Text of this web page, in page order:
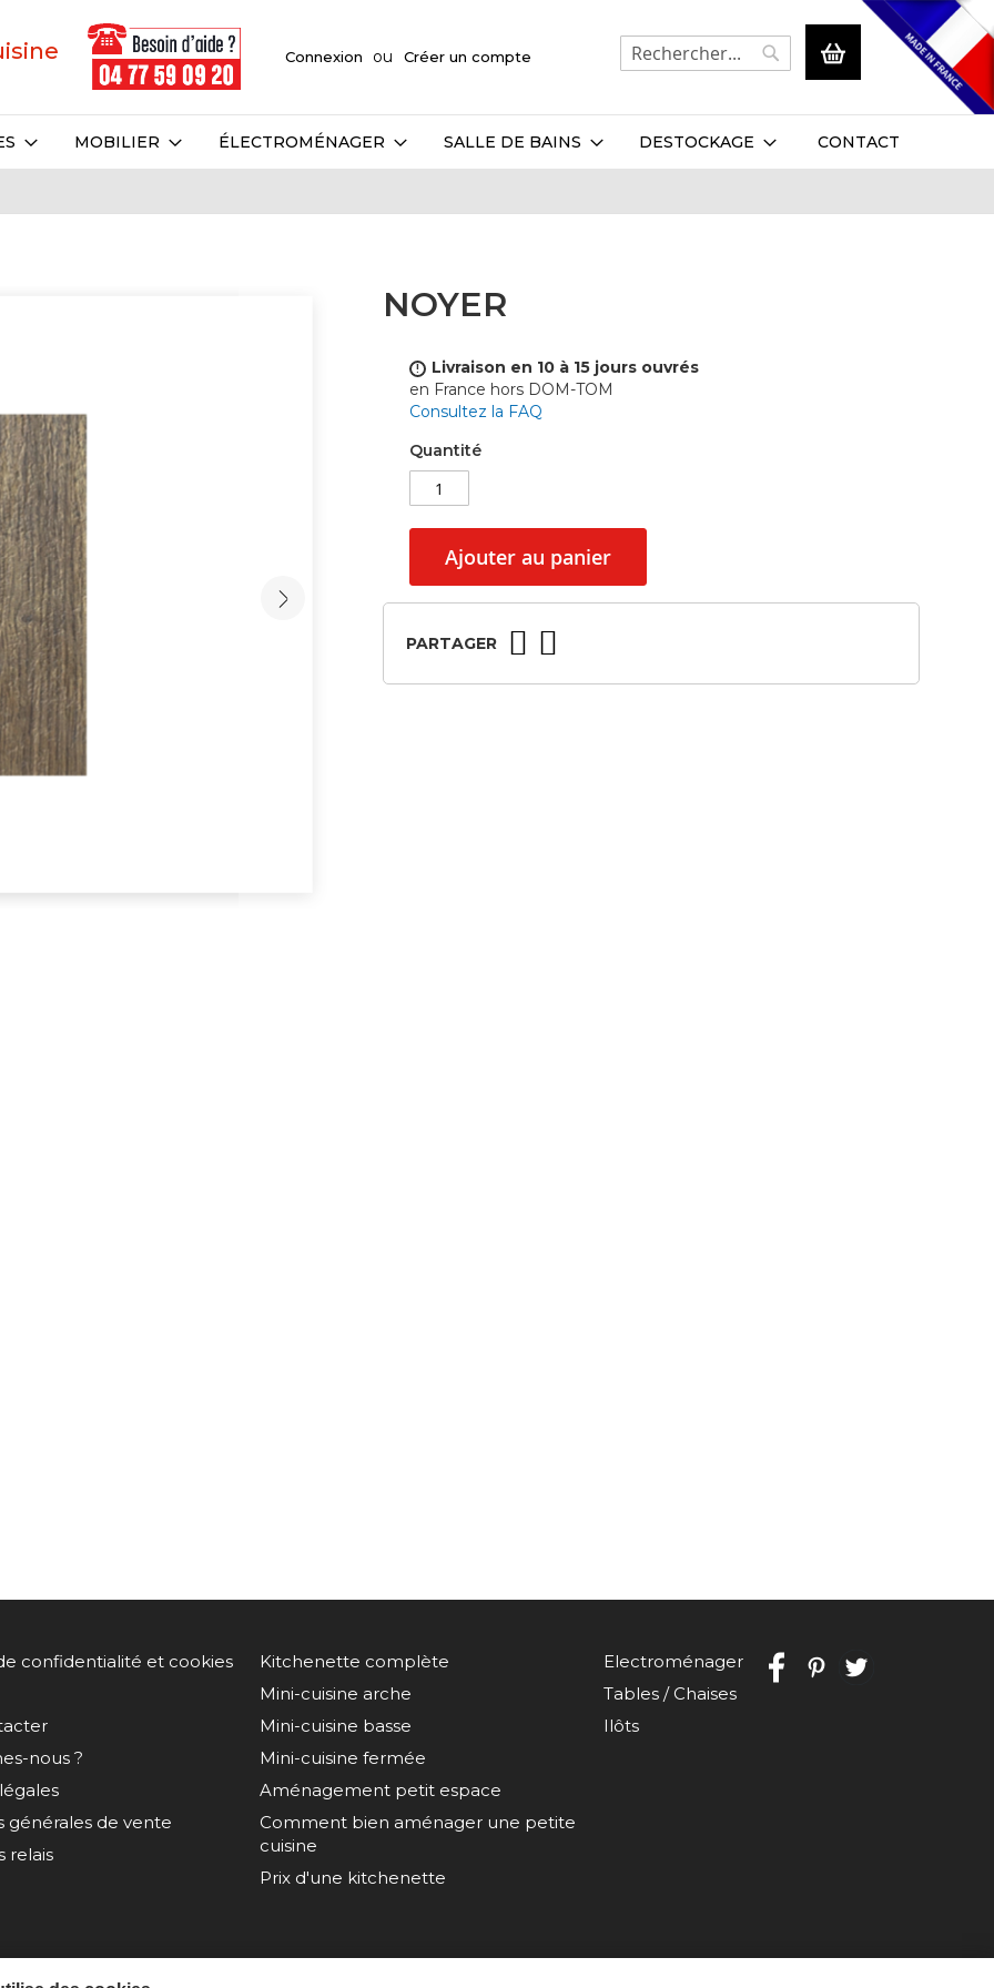
Connexion Créer un compte
Mon panier
Rechercher
Rechercher
MOBILIER ÉLECTROMÉNAGER SALLE DE BAINS DESTOCKAGE CONTACT
NOYER
!
Livraison en 10 à 15 jours ouvrés
en France hors DOM-TOM
Consultez la FAQ
Quantité
Ajouter au panier
PARTAGER
confidentialité et cookies
nous ?
générales de vente
relais
Kitchenette complète
Mini-cuisine arche
Mini-cuisine basse
Mini-cuisine fermée
Aménagement petit espace
Comment bien aménager une petite
cuisine
Prix d'une kitchenette
Electroménager
Tables / Chaises
Ilôts